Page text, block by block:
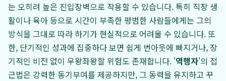
는 오히려 높은 진입장벽으로 작용할 수 있습니다. 특히 직장 생
활이나 육아 등으로 시간이 부족한 평범한 사람들에게는 그의
방식을 그대로 따라 하기가 현실적으로 어려울 수 있습니다. 또
한, 단기적인 성과에 집중하다 보면 쉽게 번아웃에 빠지거나, 장
기적인 비전 없이 우왕좌왕할 위험도 존재합니다. '역행자'의 접
근법은 강력한 동기부여를 제공하지만, 그 동력을 유지하고 꾸